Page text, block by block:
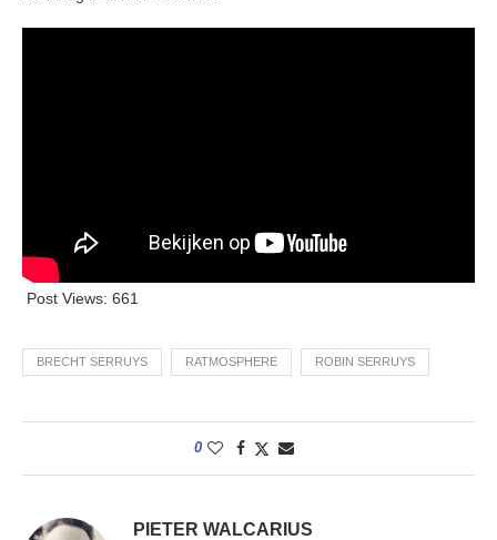
Post Views: 661
BRECHT SERRUYS RATMOSPHERE ROBIN SERRUYS
0
PIETER WALCARIUS